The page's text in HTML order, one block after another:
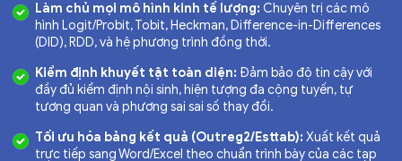
Làm chủ mọi mô hình kinh tế lượng: Chuyên trị các mô
hình Logit/Probit, Tobit, Heckman, Difference-in-Differences
(DID), RDD, và hệ phương trình đồng thời.
Kiểm định khuyết tật toàn diện: Đảm bảo độ tin cậy với
đầy đủ kiểm định nội sinh, hiện tượng đa cộng tuyến, tự
tương quan và phương sai sai số thay đổi.
Tối ưu hóa bảng kết quả (Outreg2/Esttab): Xuất kết quả
trực tiếp sang Word/Excel theo chuẩn trình bày của các tạp